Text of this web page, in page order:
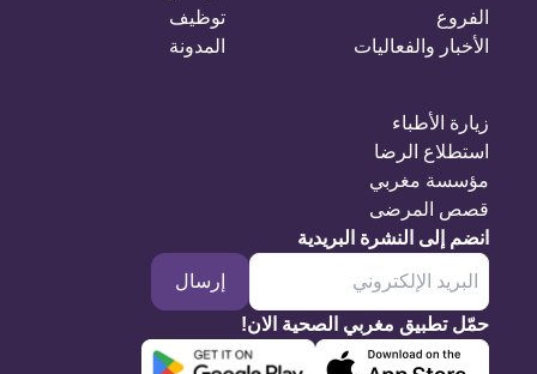
الفروع
الأخبار والفعاليات
توظيف
المدونة
زيارة الأطباء
استطلاع الرضا
مؤسسة مغربي
قصص المرضى
انضم إلى النشرة البريدية
إرسال
حمّل تطبيق مغربي الصحية الان!